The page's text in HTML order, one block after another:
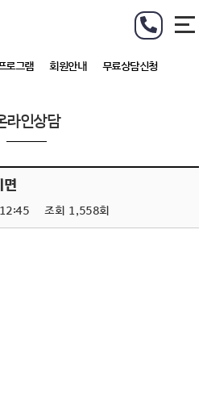
로그램 회원안내 무료상담신청
라인상담
조회 1,558회